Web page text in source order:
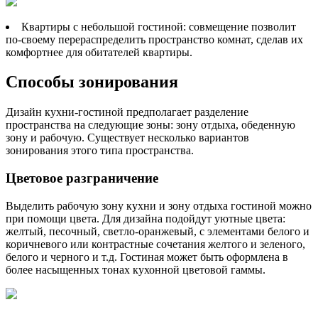
Квартиры с небольшой гостиной: совмещение позволит
по-своему перераспределить пространство комнат, сделав их
комфортнее для обитателей квартиры.
Способы зонирования
Дизайн кухни-гостиной предполагает разделение
пространства на следующие зоны: зону отдыха, обеденную
зону и рабочую. Существует несколько вариантов
зонирования этого типа пространства.
Цветовое разграничение
Выделить рабочую зону кухни и зону отдыха гостиной можно
при помощи цвета. Для дизайна подойдут уютные цвета:
желтый, песочный, светло-оранжевый, с элементами белого и
коричневого или контрастные сочетания желтого и зеленого,
белого и черного и т.д. Гостиная может быть оформлена в
более насыщенных тонах кухонной цветовой гаммы.